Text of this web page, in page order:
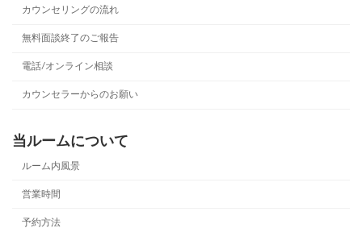
カウンセリングの流れ
無料面談終了のご報告
電話/オンライン相談
カウンセラーからのお願い
当ルームについて
ルーム内風景
営業時間
予約方法